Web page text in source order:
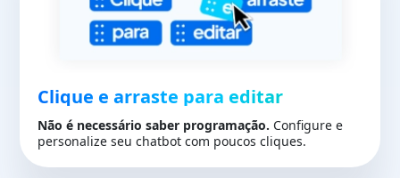
Clique e arraste para editar
Não é necessário saber programação. Configure e
personalize seu chatbot com poucos cliques.